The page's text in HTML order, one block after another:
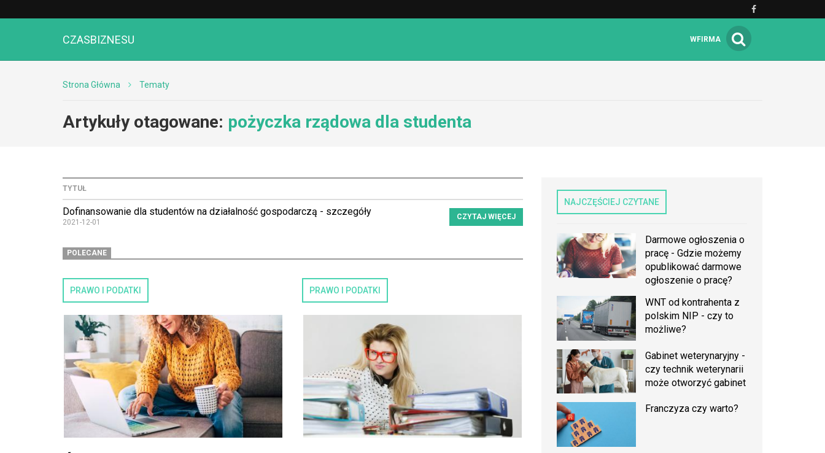
CZASBIZNESU WFIRMA
Strona Główna Tematy
Artykuły otagowane: pożyczka rządowa dla studenta
TYTUŁ
Dofinansowanie dla studentów na działalność gospodarczą - szczegóły
2021-12-01
CZYTAJ WIĘCEJ
POLECANE
PRAWO I PODATKI PRAWO I PODATKI
NAJCZĘŚCIEJ CZYTANE
Darmowe ogłoszenia o
pracę - Gdzie możemy
opublikować darmowe
ogłoszenie o pracę?
WNT od kontrahenta z
polskim NIP - czy to
możliwe?
Gabinet weterynaryjny -
czy technik weterynarii
może otworzyć gabinet
Franczyza czy warto?